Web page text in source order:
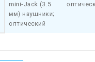
mini-Jack (3.5
мм) наушники;
оптический